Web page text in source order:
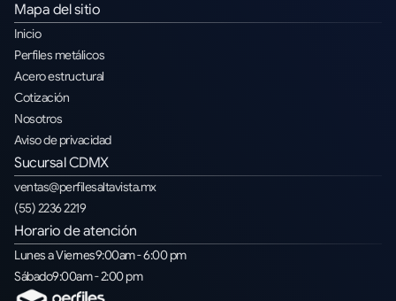
Mapa del sitio
Inicio
Perfiles metálicos
Acero estructural
Cotización
Nosotros
Aviso de privacidad
Sucursal CDMX
ventas@perfilesaltavista.mx
(55) 2236 2219
Horario de atención
Lunes a Viernes9:00am - 6:00 pm
Sábado9:00am - 2:00 pm